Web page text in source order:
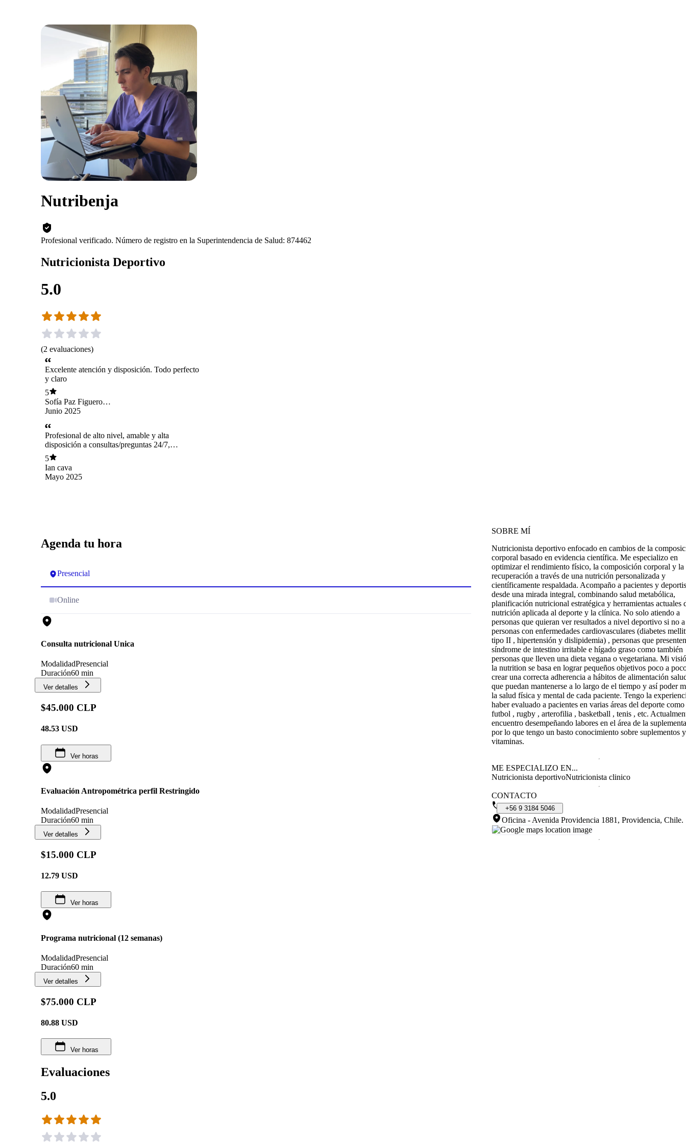
Nutribenja
Profesional verificado. Número de registro en la Superintendencia de Salud: 874462
Nutricionista Deportivo
5.0
(2 evaluaciones)
Excelente atención y disposición. Todo perfecto
y claro
5
Sofía Paz Figueroa
chamorro
Junio 2025
Profesional de alto nivel, amable y alta
disposición a consultas/preguntas 24/7,
demasiado atento y personalizado el servicio,
10/10.
5
Ian cava
Mayo 2025
Agenda tu hora
Presencial
Online
Consulta nutricional Unica
ModalidadPresencial
Duración60 min
Ver detalles
$45.000 CLP
48.53 USD
Ver horas
Evaluación Antropométrica perfil Restringido
ModalidadPresencial
Duración60 min
Ver detalles
$15.000 CLP
12.79 USD
Ver horas
Programa nutricional (12 semanas)
ModalidadPresencial
Duración60 min
Ver detalles
$75.000 CLP
80.88 USD
Ver horas
Evaluaciones
5.0
SOBRE MÍ
Nutricionista deportivo enfocado en cambios de la
corporal basado en evidencia científica. Me especializo en
optimizar el rendimiento físico, la composición corporal y la
recuperación a través de una nutrición personalizada y
científicamente respaldada. Acompaño a pacientes y
desde una mirada integral, combinando salud metabólica,
planificación nutricional estratégica y herramientas actuales
nutrición aplicada al deporte y la clínica. No solo atiendo a
personas que quieran ver resultados a nivel deportivo si no a
personas con enfermedades cardiovasculares (diabetes
tipo II , hipertensión y dislipidemia) , personas que presenten
síndrome de intestino irritable e hígado graso como también
personas que lleven una dieta vegana o vegetariana. Mi
la nutrition se basa en lograr pequeños objetivos poco a
crear una correcta adherencia a hábitos de alimentación
que puedan mantenerse a lo largo de el tiempo y así poder
la salud física y mental de cada paciente. Tengo la
haber evaluado a pacientes en varias áreas del deporte
futbol , rugby , arterofilia , basketball , tenis , etc.
encuentro desempeñando labores en el área de la
por lo que tengo un basto conocimiento sobre suplementos y
vitaminas.
ME ESPECIALIZO EN...
Nutricionista deportivoNutricionista clinico
CONTACTO
+56 9 3184 5046
Oficina - Avenida Providencia 1881, Providencia, Chile.